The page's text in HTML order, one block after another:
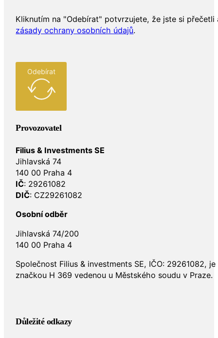
Kliknutím na "Odebírat" potvrzujete, že jste si přečetli
zásady ochrany osobních údajů.
Odebírat
Provozovatel
Filius & Investments SE
Jihlavská 74
140 00 Praha 4
IČ: 29261082
DIČ: CZ29261082
Osobní odběr
Jihlavská 74/200
140 00 Praha 4
Společnost Filius & investments SE, IČO: 29261082,
značkou H 369 vedenou u Městského soudu v Praze.
Důležité odkazy